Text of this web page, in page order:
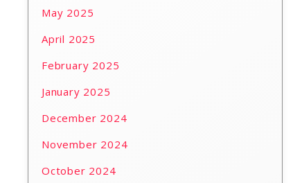
May 2025
April 2025
February 2025
January 2025
December 2024
November 2024
October 2024